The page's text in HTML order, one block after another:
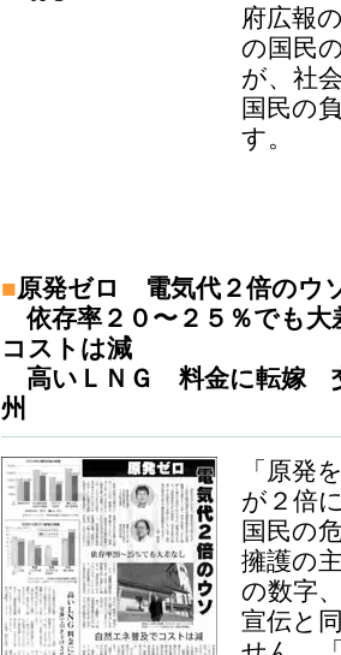
府広報
の国民
が、社
国民の
す。
■原発ゼロ 電気代２倍のウ
依存率２０〜２５％でも
コストは減
高いＬＮＧ 料金に転嫁
州
「原発
が２倍
国民の
擁護の
の数字
宣伝と